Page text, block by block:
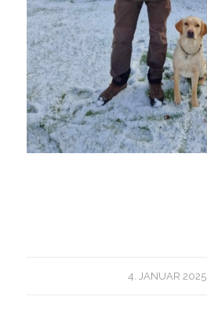
4. JANUAR 2025
/